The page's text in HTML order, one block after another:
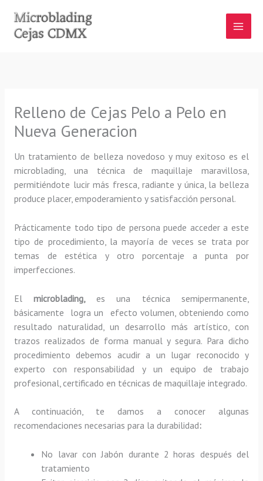
contenido
Relleno de Cejas Pelo a Pelo en
Nueva Generacion
Un tratamiento de belleza novedoso y muy exitoso es el
microblading, una técnica de maquillaje maravillosa,
permitiéndote lucir más fresca, radiante y única, la belleza
produce placer, empoderamiento y satisfacción personal.
Prácticamente todo tipo de persona puede acceder a este
tipo de procedimiento, la mayoría de veces se trata por
temas de estética y otro porcentaje a punta por
imperfecciones.
Elmicroblading, es una técnica semipermanente,
básicamente
logra un efecto volumen, obteniendo como
resultado naturalidad, un desarrollo más artístico, con
trazos realizados de forma manual y segura. Para dicho
procedimiento debemos acudir a un lugar reconocido y
experto con responsabilidad y un equipo de trabajo
profesional, certificado en técnicas de maquillaje integrado.
A continuación, te damos a conocer algunas
recomendaciones necesarias para la durabilidad:
No lavar con Jabón durante 2 horas después del
tratamiento